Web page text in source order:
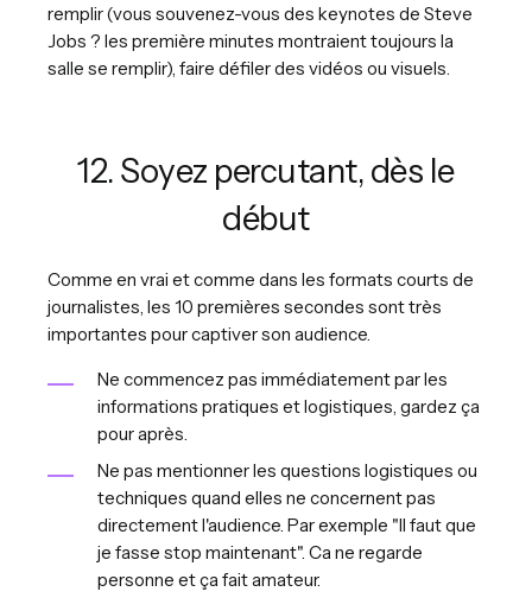
remplir (vous souvenez-vous des keynotes de Steve
Jobs ? les première minutes montraient toujours la
salle se remplir), faire défiler des vidéos ou visuels.
12. Soyez percutant, dès le
début
Comme en vrai et comme dans les formats courts de
journalistes, les 10 premières secondes sont très
importantes pour captiver son audience.
Ne commencez pas immédiatement par les
informations pratiques et logistiques, gardez ça
pour après.
Ne pas mentionner les questions logistiques ou
techniques quand elles ne concernent pas
directement l'audience. Par exemple "Il faut que
je fasse stop maintenant". Ca ne regarde
personne et ça fait amateur.